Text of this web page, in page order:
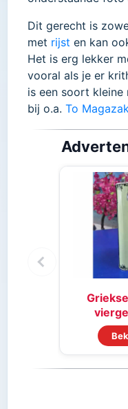
Dit gerecht is
met rijst en kan
Het is erg lekker
vooral als je er
is een soort
bij o.a. To